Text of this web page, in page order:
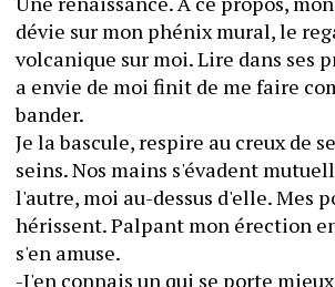
dévie sur mon phénix mural, le
volcanique sur moi. Lire dans ses
a envie de moi finit de me faire
bander.
Je la bascule, respire au creux de
seins. Nos mains s'évadent
l'autre, moi au-dessus d'elle. Mes
hérissent. Palpant mon érection
s'en amuse.
-J'en connais un qui se porte